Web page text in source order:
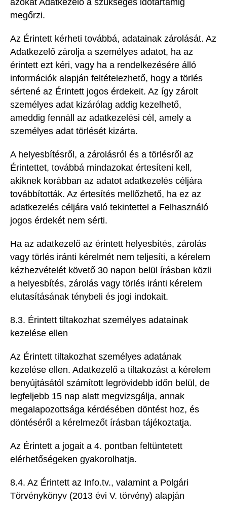
azokat Adatkezelő a szükséges időtartamig
megőrzi.
Az Érintett kérheti továbbá, adatainak zárolását. Az
Adatkezelő zárolja a személyes adatot, ha az
érintett ezt kéri, vagy ha a rendelkezésére álló
információk alapján feltételezhető, hogy a törlés
sértené az Érintett jogos érdekeit. Az így zárolt
személyes adat kizárólag addig kezelhető,
ameddig fennáll az adatkezelési cél, amely a
személyes adat törlését kizárta.
A helyesbítésről, a zárolásról és a törlésről az
Érintettet, továbbá mindazokat értesíteni kell,
akiknek korábban az adatot adatkezelés céljára
továbbították. Az értesítés mellőzhető, ha ez az
adatkezelés céljára való tekintettel a Felhasználó
jogos érdekét nem sérti.
Ha az adatkezelő az érintett helyesbítés, zárolás
vagy törlés iránti kérelmét nem teljesíti, a kérelem
kézhezvételét követő 30 napon belül írásban közli
a helyesbítés, zárolás vagy törlés iránti kérelem
elutasításának ténybeli és jogi indokait.
8.3. Érintett tiltakozhat személyes adatainak
kezelése ellen
Az Érintett tiltakozhat személyes adatának
kezelése ellen. Adatkezelő a tiltakozást a kérelem
benyújtásától számított legrövidebb időn belül, de
legfeljebb 15 nap alatt megvizsgálja, annak
megalapozottsága kérdésében döntést hoz, és
döntéséről a kérelmezőt írásban tájékoztatja.
Az Érintett a jogait a 4. pontban feltüntetett
elérhetőségeken gyakorolhatja.
8.4. Az Érintett az Info.tv., valamint a Polgári
Törvénykönyv (2013 évi V. törvény) alapján